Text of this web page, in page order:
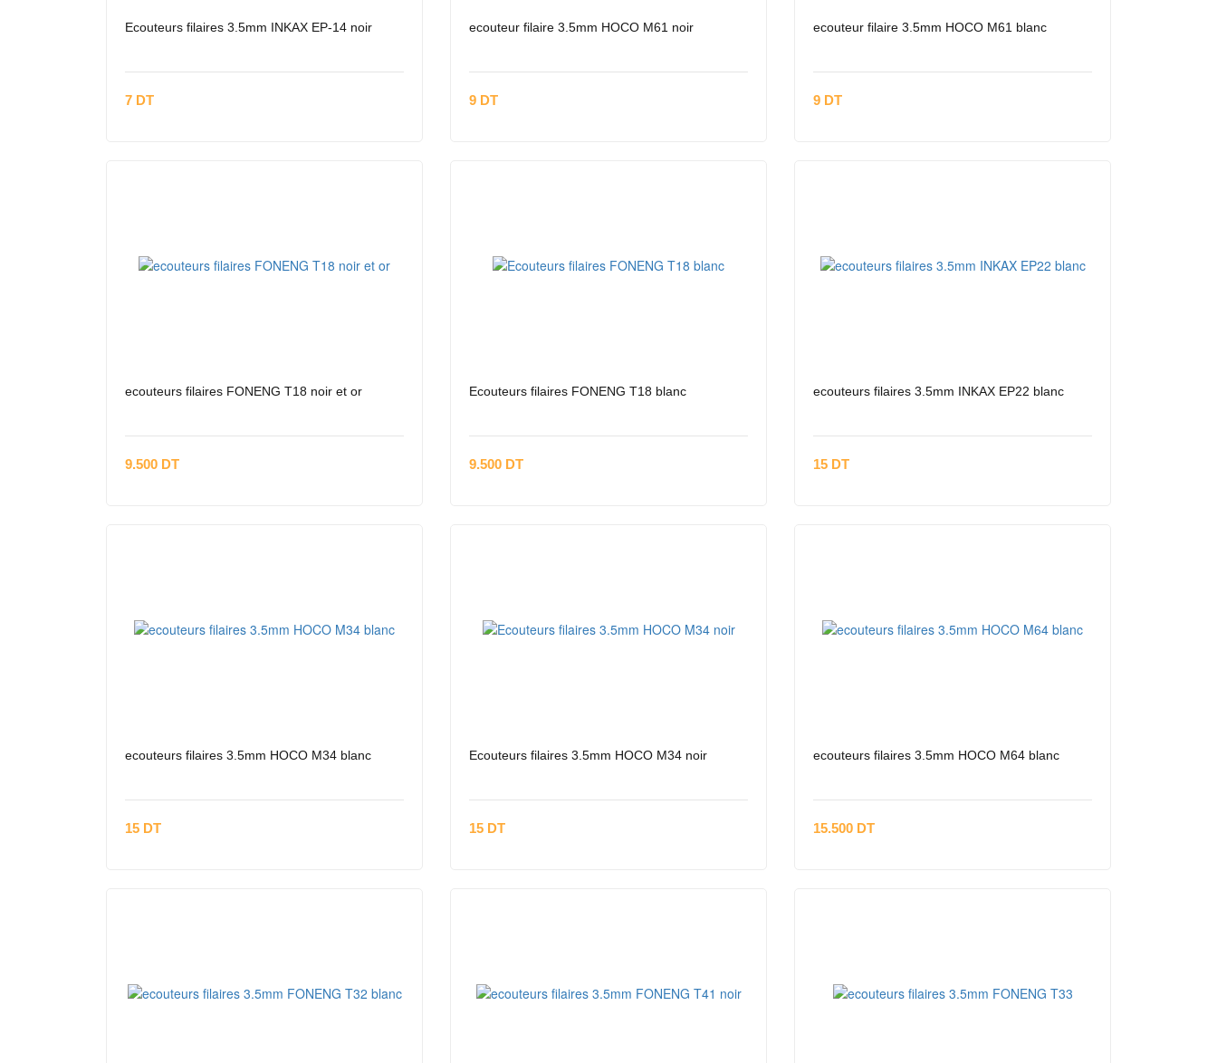
Ecouteurs filaires 3.5mm INKAX EP-14 noir
7 DT
ecouteur filaire 3.5mm HOCO M61 noir
9 DT
ecouteur filaire 3.5mm HOCO M61 blanc
9 DT
ecouteurs filaires FONENG T18 noir et or
9.500 DT
Ecouteurs filaires FONENG T18 blanc
9.500 DT
ecouteurs filaires 3.5mm INKAX EP22 blanc
15 DT
ecouteurs filaires 3.5mm HOCO M34 blanc
15 DT
Ecouteurs filaires 3.5mm HOCO M34 noir
15 DT
ecouteurs filaires 3.5mm HOCO M64 blanc
15.500 DT